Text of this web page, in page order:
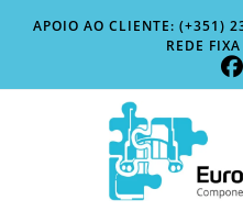
APOIO AO CLIENTE: (+351)
REDE